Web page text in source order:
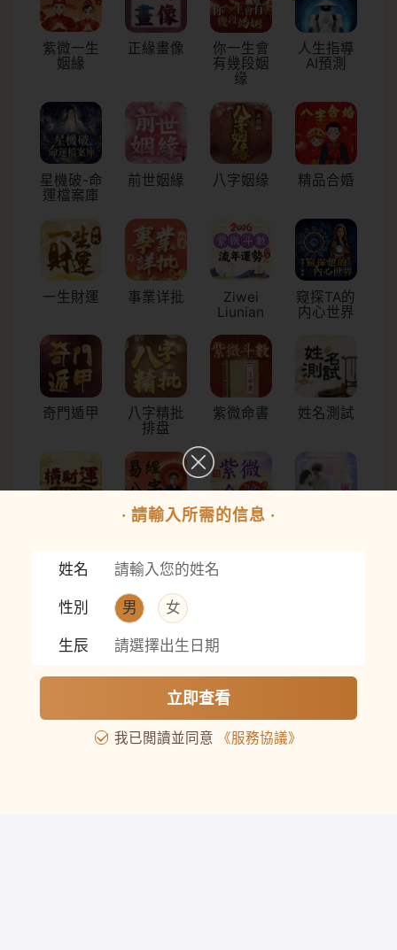
紫微一生
姻緣
正緣畫像
你一生會
有幾段姻
缘
人生指導
AI預測
星機破-命
運檔案庫
前世姻緣 八字姻缘 精品合婚
一生財運 事業详批
Ziwei
Liunian
窥探TA的
内心世界
奇門遁甲
八字精批
排盘
紫微命書 姓名測試
追蹤先知命局
· 請輸入所需的信息 ·
姓名
性別 男 女
生辰 請選擇出生日期
立即查看
我已閲讀並同意 《服務協議》